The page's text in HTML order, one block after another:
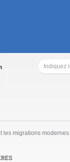
les migrations modernes